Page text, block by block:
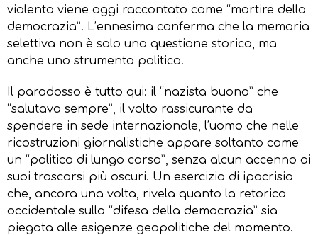
violenta viene oggi raccontato come “martire della
democrazia”. L’ennesima conferma che la memoria
selettiva non è solo una questione storica, ma
anche uno strumento politico.
Il paradosso è tutto qui: il “nazista buono” che
“salutava sempre”, il volto rassicurante da
spendere in sede internazionale, l’uomo che nelle
ricostruzioni giornalistiche appare soltanto come
un “politico di lungo corso”, senza alcun accenno ai
suoi trascorsi più oscuri. Un esercizio di ipocrisia
che, ancora una volta, rivela quanto la retorica
occidentale sulla “difesa della democrazia” sia
piegata alle esigenze geopolitiche del momento.